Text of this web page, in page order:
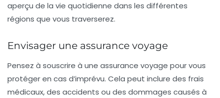
aperçu de la vie quotidienne dans les différentes
régions que vous traverserez.
Envisager une assurance voyage
Pensez à souscrire à une assurance voyage pour vous
protéger en cas d’imprévu. Cela peut inclure des frais
médicaux, des accidents ou des dommages causés à